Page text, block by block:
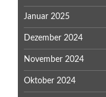
Januar 2025
Dezember 2024
November 2024
Oktober 2024